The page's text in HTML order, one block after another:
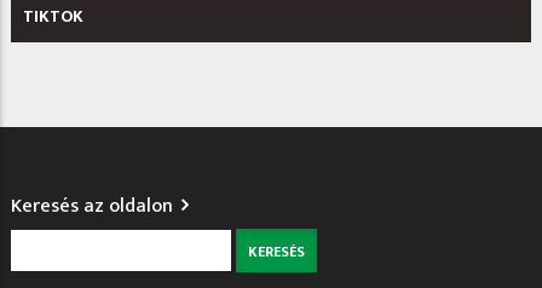
TIKTOK
Keresés az oldalon